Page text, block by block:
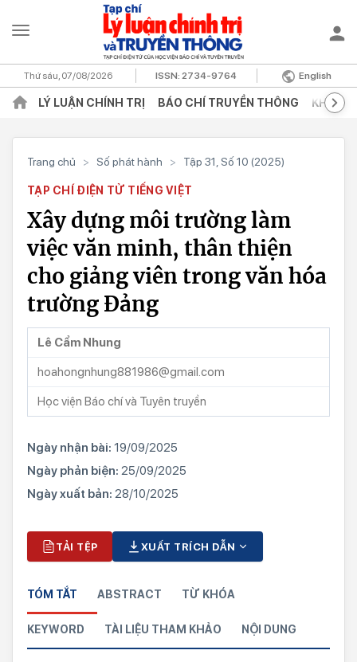
Thứ sáu, 07/08/2026 ISSN:2734-9764 English
LÝ LUẬN CHÍNH TRỊ BÁO CHÍ TRUYỀN THÔNG KHOA
Trang chủ > Số phát hành > Tập 31, Số 10 (2025)
TẠP CHÍ ĐIỆN TỬ TIẾNG VIỆT
Xây dựng môi trường làm
việc văn minh, thân thiện
cho giảng viên trong văn hóa
trường Đảng
Lê Cẩm Nhung
hoahongnhung881986@gmail.com
Học viện Báo chí và Tuyên truyền
Ngày nhận bài: 19/09/2025
Ngày phản biện: 25/09/2025
Ngày xuất bản: 28/10/2025
TẢI TỆP XUẤT TRÍCH DẪN
TÓM TẮT ABSTRACT TỪ KHÓA
KEYWORD TÀI LIỆU THAM KHẢO NỘI DUNG